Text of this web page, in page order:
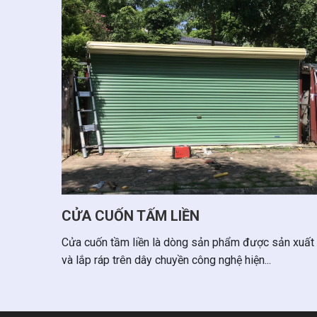
CỬA CUỐN TẤM LIỀN
Cửa cuốn tầm liền là dòng sản phẩm được sản xuất
và lắp ráp trên dây chuyền công nghệ hiện...